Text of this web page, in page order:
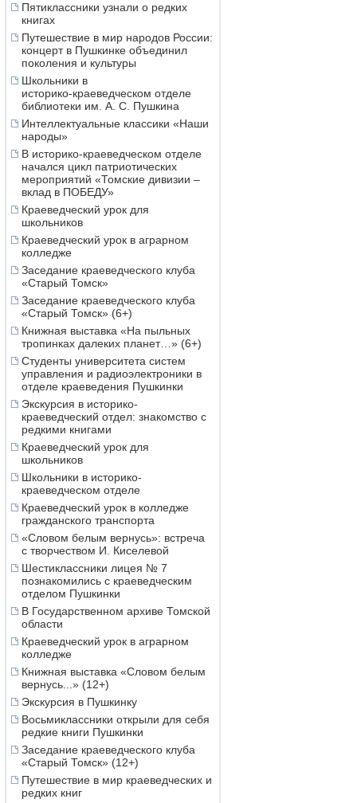
Пятиклассники узнали о редких
книгах
Путешествие в мир народов России:
концерт в Пушкинке объединил
поколения и культуры
Школьники в
историко‑краеведческом отделе
библиотеки им. А. С. Пушкина
Интеллектуальные классики «Наши
народы»
В историко-краеведческом отделе
начался цикл патриотических
мероприятий «Томские дивизии –
вклад в ПОБЕДУ»
Краеведческий урок для
школьников
Краеведческий урок в аграрном
колледже
Заседание краеведческого клуба
«Старый Томск»
Заседание краеведческого клуба
«Старый Томск» (6+)
Книжная выставка «На пыльных
тропинках далеких планет…» (6+)
Студенты университета систем
управления и радиоэлектроники в
отделе краеведения Пушкинки
Экскурсия в историко-
краеведческий отдел: знакомство с
редкими книгами
Краеведческий урок для
школьников
Школьники в историко-
краеведческом отделе
Краеведческий урок в колледже
гражданского транспорта
«Словом белым вернусь»: встреча
с творчеством И. Киселевой
Шестиклассники лицея № 7
познакомились с краеведческим
отделом Пушкинки
В Государственном архиве Томской
области
Краеведческий урок в аграрном
колледже
Книжная выставка «Словом белым
вернусь...» (12+)
Экскурсия в Пушкинку
Восьмиклассники открыли для себя
редкие книги Пушкинки
Заседание краеведческого клуба
«Старый Томск» (12+)
Путешествие в мир краеведческих и
редких книг